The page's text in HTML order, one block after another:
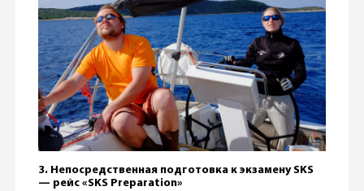
3. Непосредственная подготовка к экзамену SKS
— рейс «SKS Preparation»